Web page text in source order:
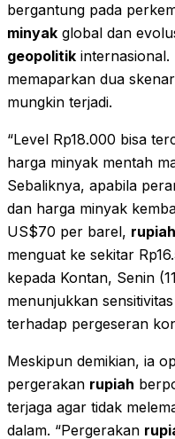
bergantung pada
minyak global dan
geopolitik internasional.
memaparkan dua
mungkin terjadi.
“Level Rp18.000 bisa
harga minyak mentah
Sebaliknya, apabila
dan harga minyak
US$70 per barel, rupiah
menguat ke sekitar
kepada Kontan, Senin
menunjukkan sensitivitas
terhadap pergeseran
Meskipun demikian, ia
pergerakan rupiah
terjaga agar tidak
dalam. “Pergerakan